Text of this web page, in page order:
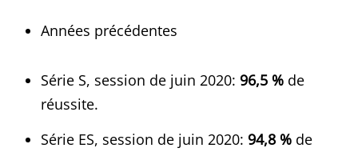
Années précédentes
Série S, session de juin 2020: 96,5 % de
réussite.
Série ES, session de juin 2020: 94,8 % de